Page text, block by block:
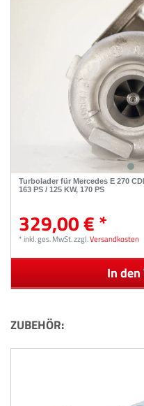
Turbolader für Mercedes E 270
163 PS / 125 KW, 170 PS
329,00 € *
*inkl. ges. MwSt.zzgl.Versandkosten
In
ZUBEHÖR: